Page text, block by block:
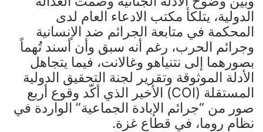
الدولية، يتلكأ مكتب الادعاء العام لدى
المحكمة في متابعة الجرائم ضد الإنسانية
وجرائم الحرب، رغم أنه سبق وأن أسند تُهماً
بصورهما إلى نتنياهو وغالانت، فيما يتجاهل
الأدلة الموثوقة وتقرير لجنة التحقيق الدولية
المستقلة (COI) الأخير الذي أكّد وقوع أربع
صور من “جرائم الإبادة الجماعية” الواردة في
نظام روما، في قطاع غزة.